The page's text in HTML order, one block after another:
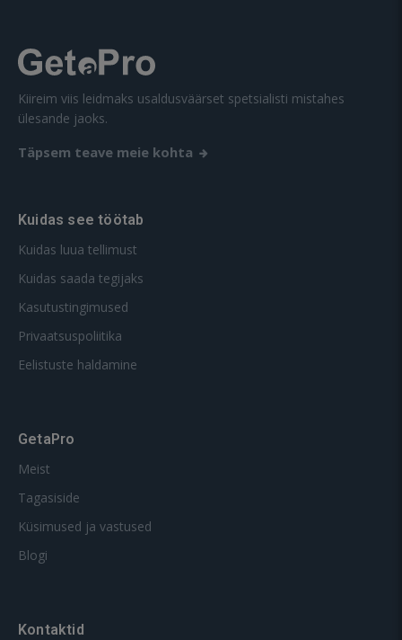
Kiireim viis leidmaks usaldusväärset spetsialisti mistahes
ülesande jaoks.
Täpsem teave meie kohta
Kuidas see töötab
Kuidas luua tellimust
Kuidas saada tegijaks
Kasutustingimused
Privaatsuspoliitika
Eelistuste haldamine
GetaPro
Meist
Tagasiside
Küsimused ja vastused
Blogi
Kontaktid